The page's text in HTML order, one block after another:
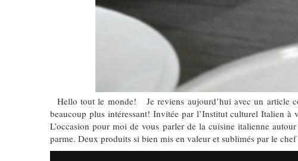
Hello tout le monde! Je reviens aujourd’hui avec un article
beaucoup plus intéressant! Invitée par l’Institut culturel Italien
L’occasion pour moi de vous parler de la cuisine italienne
parme. Deux produits si bien mis en valeur et sublimés par le